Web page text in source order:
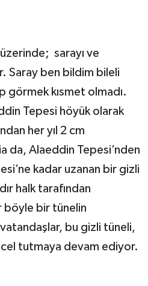
sarayı ve
Saray ben bildim bileli
görmek kısmet olmadı.
Tepesi höyük olarak
her yıl 2 cm
da, Alaeddin Tepesi’nden
kadar uzanan bir gizli
halk tarafından
böyle bir tünelin
bu gizli tüneli,
tutmaya devam ediyor.